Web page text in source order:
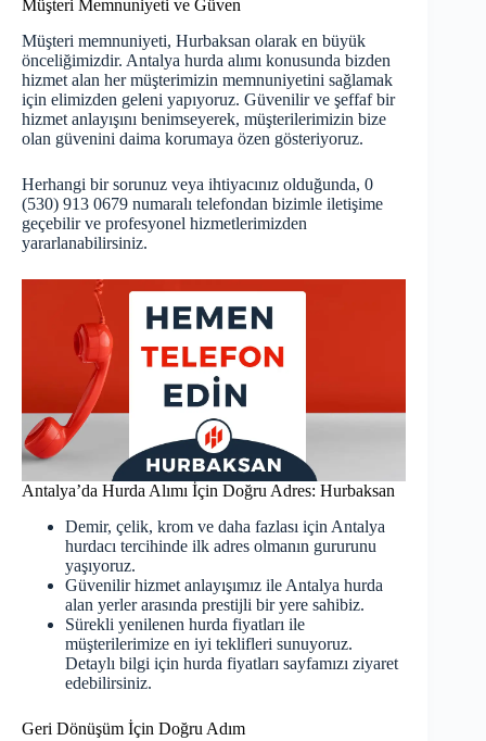
Müşteri Memnuniyeti ve Güven
Müşteri memnuniyeti, Hurbaksan olarak en büyük
önceliğimizdir. Antalya hurda alımı konusunda bizden
hizmet alan her müşterimizin memnuniyetini sağlamak
için elimizden geleni yapıyoruz. Güvenilir ve şeffaf bir
hizmet anlayışını benimseyerek, müşterilerimizin bize
olan güvenini daima korumaya özen gösteriyoruz.
Herhangi bir sorunuz veya ihtiyacınız olduğunda, 0
(530) 913 0679 numaralı telefondan bizimle iletişime
geçebilir ve profesyonel hizmetlerimizden
yararlanabilirsiniz.
Antalya’da Hurda Alımı İçin Doğru Adres: Hurbaksan
Demir, çelik, krom ve daha fazlası için Antalya
hurdacı tercihinde ilk adres olmanın gururunu
yaşıyoruz.
Güvenilir hizmet anlayışımız ile Antalya hurda
alan yerler arasında prestijli bir yere sahibiz.
Sürekli yenilenen hurda fiyatları ile
müşterilerimize en iyi teklifleri sunuyoruz.
Detaylı bilgi için hurda fiyatları sayfamızı ziyaret
edebilirsiniz.
Geri Dönüşüm İçin Doğru Adım